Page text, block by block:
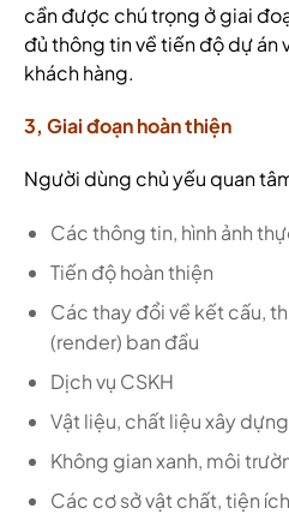
cần được chú trọng ở giai
đủ thông tin về tiến độ dự án
khách hàng.
3, Giai đoạn hoàn thiện
Người dùng chủ yếu quan
Các thông tin, hình ảnh
Tiến độ hoàn thiện
Các thay đổi về kết cấu,
(render) ban đầu
Dịch vụ CSKH
Vật liệu, chất liệu xây
Không gian xanh, môi
Các cơ sở vật chất, tiện ích